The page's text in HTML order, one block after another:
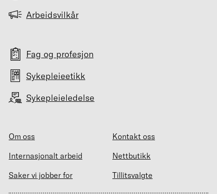
Arbeidsvilkår
Fag og profesjon
Sykepleieetikk
Sykepleieledelse
Om oss
Kontakt oss
Internasjonalt arbeid
Nettbutikk
Saker vi jobber for
Tillitsvalgte